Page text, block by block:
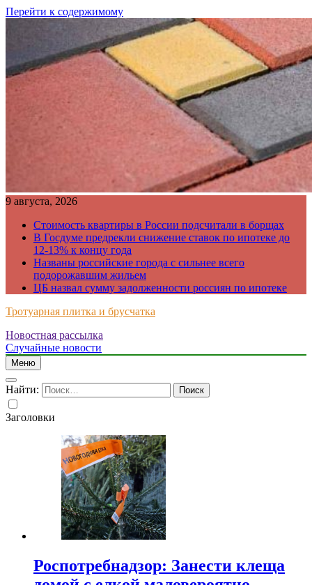
Перейти к содержимому
9 августа, 2026
Стоимость квартиры в России подсчитали в борщах
В Госдуме предрекли снижение ставок по ипотеке до
12-13% к концу года
Названы российские города с сильнее всего
подорожавшим жильем
ЦБ назвал сумму задолженности россиян по ипотеке
Тротуарная плитка и брусчатка
Just another WordPress site
Новостная рассылка
Случайные новости
Меню
Найти:
Заголовки
Роспотребнадзор: Занести клеща